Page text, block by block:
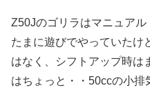
Z50Jのゴリラはマニュアル
たまに遊びでやっていたけ
はなく、シフトアップ時は
はちょっと・・50ccの小排